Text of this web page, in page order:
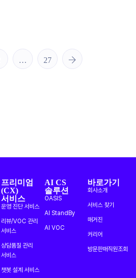
… 27
프리미엄
(CX)
서비스
운영 진단 서비스
리뷰/VOC 관리
서비스
상담품질 관리
서비스
챗봇 설계 서비스
AI CS
솔루션
OASIS
AI StandBy
AI VOC
바로가기
회사소개
서비스 찾기
매거진
커리어
방문판매직원조회